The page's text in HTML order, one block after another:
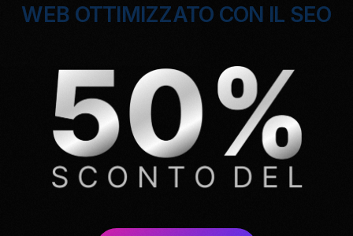
WEB OTTIMIZZATO CON IL SEO